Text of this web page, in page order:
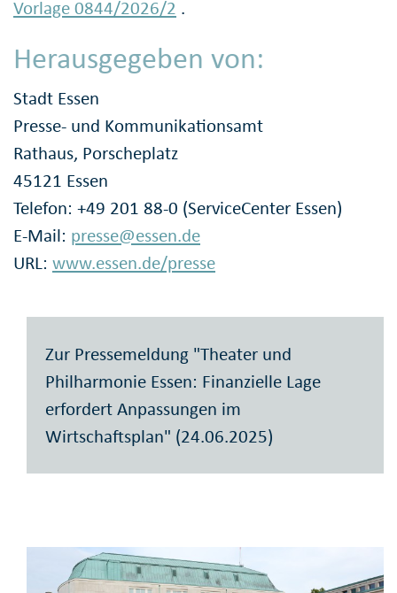
Vorlage 0844/2026/2 .
Herausgegeben von:
Stadt Essen
Presse- und Kommunikationsamt
Rathaus, Porscheplatz
45121 Essen
Telefon: +49 201 88-0 (ServiceCenter Essen)
E-Mail: presse@essen.de
URL: www.essen.de/presse
Zur Pressemeldung "Theater und
Philharmonie Essen: Finanzielle Lage
erfordert Anpassungen im
Wirtschaftsplan" (24.06.2025)